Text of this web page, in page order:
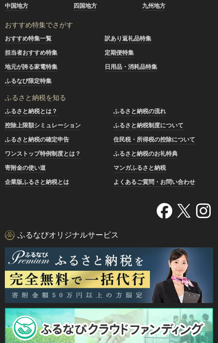
中国地方
四国地方 九州地方
おすすめ特集でさがす
おすすめ特集一覧
訳あり返礼品特集
担当者おすすめ特集
定期便特集
地元が誇る家電特集
日用品・消耗品特集
ふるなび限定特集
ふるさと納税を知る
ふるさと納税とは？
ふるさと納税の流れ
控除上限額シミュレーション
ふるさと納税制度について
ふるさと納税の確定申告
住民税・所得税の控除について
ワンストップ特例制度とは？
ふるさと納税のお礼特典
寄附金の使い道
マンガふるさと納税
企業版ふるさと納税とは
よくあるご質問・お問い合わせ
ふるなびオリジナルサービス